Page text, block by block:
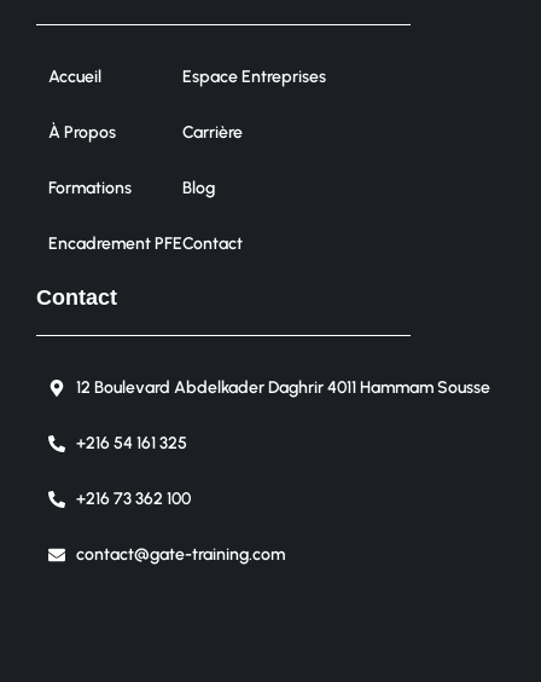
Accueil
À Propos
Formations
Encadrement PFE
Espace Entreprises
Carrière
Blog
Contact
Contact
12 Boulevard Abdelkader Daghrir 4011 Hammam Sousse
+216 54 161 325
+216 73 362 100
contact@gate-training.com